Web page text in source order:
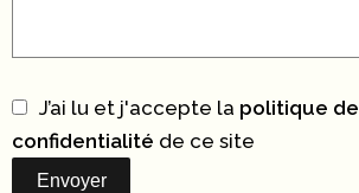
J’ai lu et j'accepte la politique de
confidentialité de ce site
Envoyer